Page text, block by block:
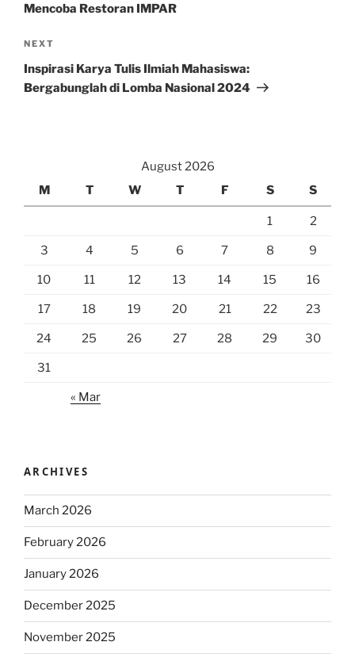
Mencoba Restoran IMPAR
Next
Post
NEXT
Inspirasi Karya Tulis Ilmiah Mahasiswa:
Bergabunglah di Lomba Nasional 2024
August 2026
M
T W T F S S
1 2
3 4 5 6 7 8 9
10 11 12 13 14 15 16
17 18 19 20 21 22 23
24 25 26 27 28 29 30
31
« Mar
ARCHIVES
March 2026
February 2026
January 2026
December 2025
November 2025